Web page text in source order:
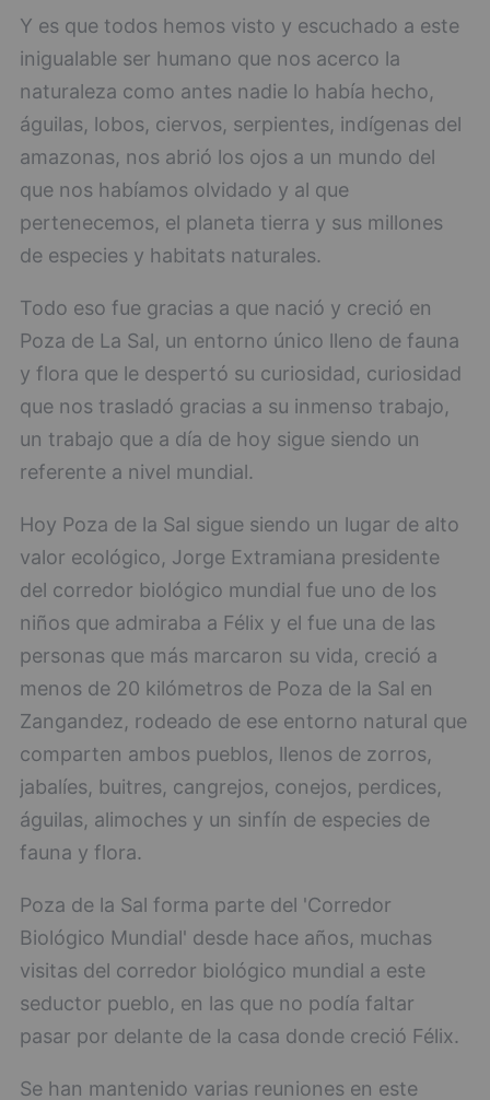
Y es que todos hemos visto y escuchado a este
inigualable ser humano que nos acerco la
naturaleza como antes nadie lo había hecho,
águilas, lobos, ciervos, serpientes, indígenas del
amazonas, nos abrió los ojos a un mundo del
que nos habíamos olvidado y al que
pertenecemos, el planeta tierra y sus millones
de especies y habitats naturales.
Todo eso fue gracias a que nació y creció en
Poza de La Sal, un entorno único lleno de fauna
y flora que le despertó su curiosidad, curiosidad
que nos trasladó gracias a su inmenso trabajo,
un trabajo que a día de hoy sigue siendo un
referente a nivel mundial.
Hoy Poza de la Sal sigue siendo un lugar de alto
valor ecológico, Jorge Extramiana presidente
del corredor biológico mundial fue uno de los
niños que admiraba a Félix y el fue una de las
personas que más marcaron su vida, creció a
menos de 20 kilómetros de Poza de la Sal en
Zangandez, rodeado de ese entorno natural que
comparten ambos pueblos, llenos de zorros,
jabalíes, buitres, cangrejos, conejos, perdices,
águilas, alimoches y un sinfín de especies de
fauna y flora.
Poza de la Sal forma parte del 'Corredor
Biológico Mundial' desde hace años, muchas
visitas del corredor biológico mundial a este
seductor pueblo, en las que no podía faltar
pasar por delante de la casa donde creció Félix.
Se han mantenido varias reuniones en este